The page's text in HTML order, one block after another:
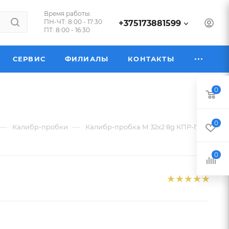
Время работы:
ПН-ЧТ: 8:00 - 17:30
ПТ: 8:00 - 16:30
+375173881599
СЕРВИС ФИЛИАЛЫ КОНТАКТЫ
— Калибр-пробки — Калибр-пробка М 32х2 8g КПР-ПР
0
0
0